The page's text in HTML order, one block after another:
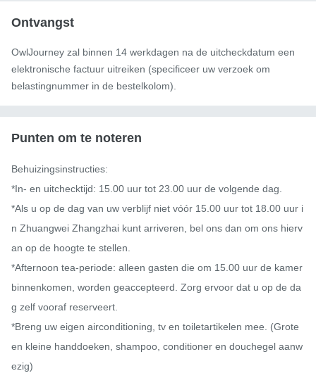
Ontvangst
OwlJourney zal binnen 14 werkdagen na de uitcheckdatum een ​​
elektronische factuur uitreiken (specificeer uw verzoek om
belastingnummer in de bestelkolom).
Punten om te noteren
Behuizingsinstructies:
*In- en uitchecktijd: 15.00 uur tot 23.00 uur de volgende dag.
*Als u op de dag van uw verblijf niet vóór 15.00 uur tot 18.00 uur i
n Zhuangwei Zhangzhai kunt arriveren, bel ons dan om ons hierv
an op de hoogte te stellen.
*Afternoon tea-periode: alleen gasten die om 15.00 uur de kamer
binnenkomen, worden geaccepteerd. Zorg ervoor dat u op de da
g zelf vooraf reserveert.
*Breng uw eigen airconditioning, tv en toiletartikelen mee. (Grote
en kleine handdoeken, shampoo, conditioner en douchegel aanw
ezig)